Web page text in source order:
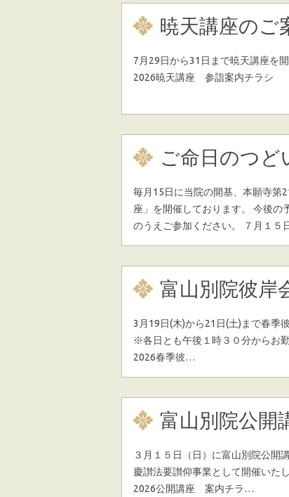
暁天講座のご
7月29日から31日まで暁天講座を
2026暁天講座 参詣案内チラシ
ご命日のつ
毎月15日に当院の開基、本願寺第
座」を開催しております。 今後の
のうえご参加ください。 ７月１５
富山別院彼岸
3月19日(木)から21日(土)まで春季
※各日とも午後１時３０分からお
2026春季彼…
富山別院公開
３月１５日（日）に富山別院公開
慶讃法要讃仰事業として開催いた
2026公開講座 案内チラ…